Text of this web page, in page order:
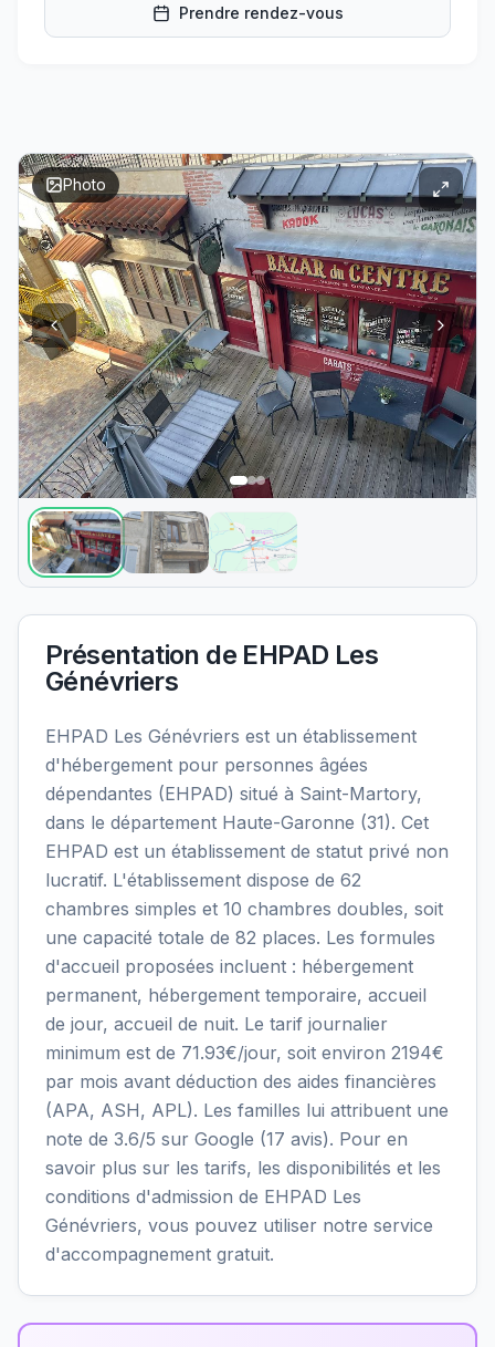
Prendre rendez-vous
Photo
Présentation de EHPAD Les
Génévriers
EHPAD Les Génévriers est un établissement
d'hébergement pour personnes âgées
dépendantes (EHPAD) situé à Saint-Martory,
dans le département Haute-Garonne (31). Cet
EHPAD est un établissement de statut privé non
lucratif. L'établissement dispose de 62
chambres simples et 10 chambres doubles, soit
une capacité totale de 82 places. Les formules
d'accueil proposées incluent : hébergement
permanent, hébergement temporaire, accueil
de jour, accueil de nuit. Le tarif journalier
minimum est de 71.93€/jour, soit environ 2194€
par mois avant déduction des aides financières
(APA, ASH, APL). Les familles lui attribuent une
note de 3.6/5 sur Google (17 avis). Pour en
savoir plus sur les tarifs, les disponibilités et les
conditions d'admission de EHPAD Les
Génévriers, vous pouvez utiliser notre service
d'accompagnement gratuit.